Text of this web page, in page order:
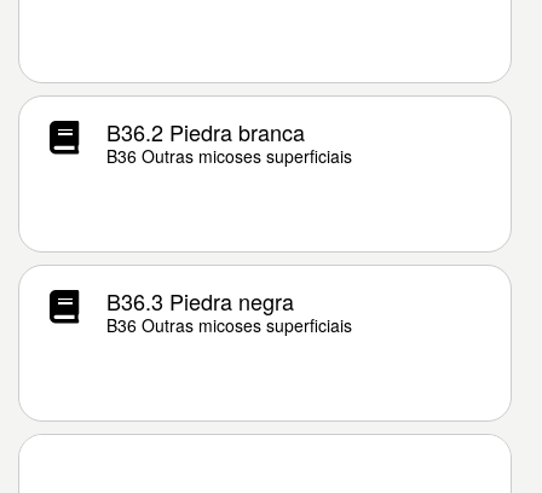
B36.2 Piedra branca
B36 Outras micoses superficiais
B36.3 Piedra negra
B36 Outras micoses superficiais